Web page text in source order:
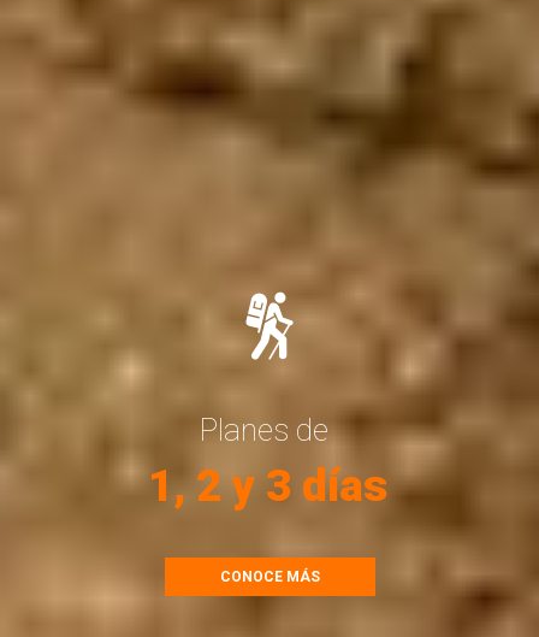
Planes de
1, 2 y 3 días
CONOCE MÁS